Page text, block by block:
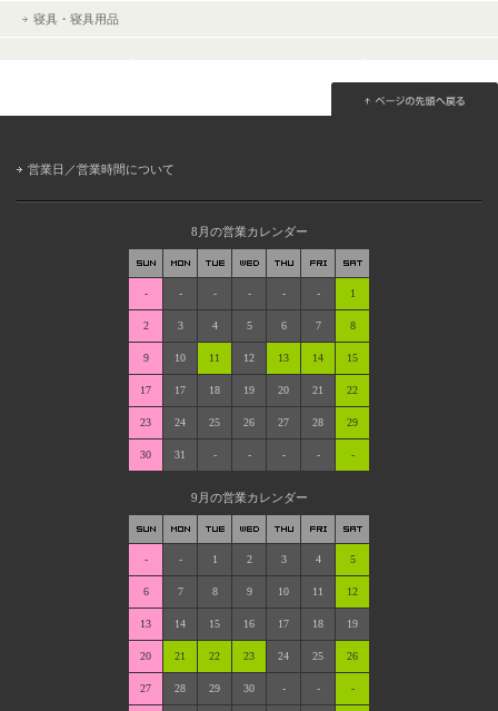
寝具・寝具用品
営業日／営業時間について
8月の営業カレンダー
- - - - - - 1
2 3 4 5 6 7 8
9 10 11 12 13 14 15
17 17 18 19 20 21 22
23 24 25 26 27 28 29
30 31 - - - - -
9月の営業カレンダー
- - 1 2 3 4 5
6 7 8 9 10 11 12
13 14 15 16 17 18 19
20 21 22 23 24 25 26
27 28 29 30 - - -